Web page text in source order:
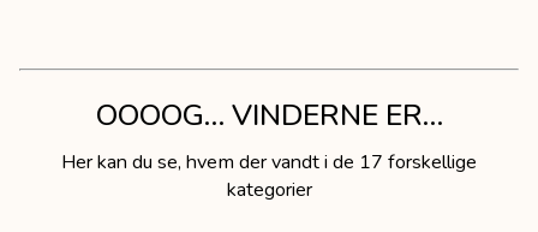
OOOOG… VINDERNE ER…
Her kan du se, hvem der vandt i de 17 forskellige
kategorier